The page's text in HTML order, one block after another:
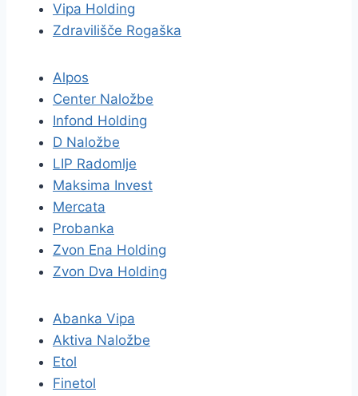
Vipa Holding
Zdravilišče Rogaška
Alpos
Center Naložbe
Infond Holding
D Naložbe
LIP Radomlje
Maksima Invest
Mercata
Probanka
Zvon Ena Holding
Zvon Dva Holding
Abanka Vipa
Aktiva Naložbe
Etol
Finetol